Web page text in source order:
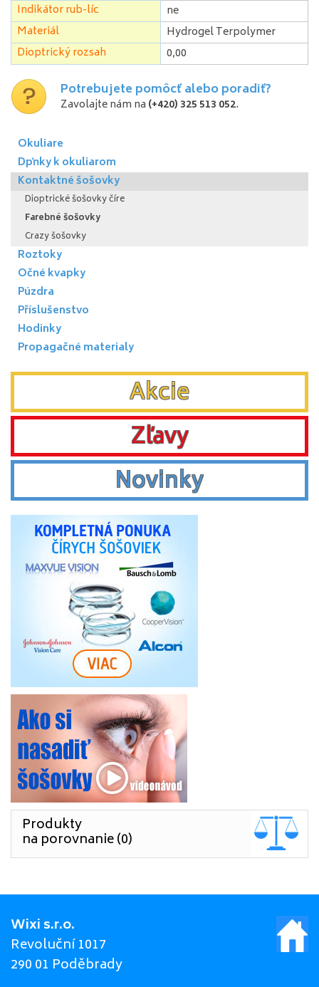
Indikátor rub-líc
ne
Materiál
Hydrogel Terpolymer
Dioptrický rozsah
0,00
Potrebujete pomôcť alebo poradiť?
Zavolajte nám na (+420) 325 513 052.
Okuliare
Dpňky k okuliarom
Kontaktné šošovky
Dioptrické šošovky číre
Farebné šošovky
Crazy šošovky
Roztoky
Očné kvapky
Púzdra
Příslušenstvo
Hodinky
Propagačné materialy
Akcie
Zľavy
Novinky
Produkty
na porovnanie (0)
Wixi s.r.o.
Revoluční 1017
290 01 Poděbrady